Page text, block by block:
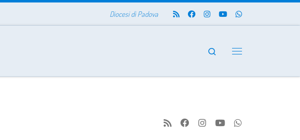
Diocesi di Padova
Search